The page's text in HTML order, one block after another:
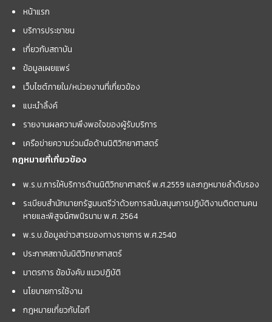
หน้าแรก
บริการประชาชน
เกี่ยวกับสถาบัน
ข้อมูลเผยแพร่
เว็บไซต์ภายใน/หน่วยงานที่เกี่ยวข้อง
แนะนำลิ้งค์
รายงานผลความพึงพอใจของผู้รับบริการ
เครือข่ายความร่วมมือด้านนิติวิทยาศาสตร์
กฎหมายที่เกี่ยวข้อง
พ.ร.บ.การให้บริการด้านนิติวิทยาศาสตร์ พ.ศ.2559 และกฏหมายลำดับรอง
ระเบียบสำนักนายกรัฐมนตรีว่าด้วยการสนับสนุนการปฏิบัติงานติดตามคน
หายและพิสูจน์ศพนิรนาม พ.ศ. 2564
พ.ร.บ.ข้อมูลข่าวสารของทางราชการ พ.ศ.2540
ประกาศสถาบันนิติวิทยาศาสตร์
มาตรการ ข้อบังคับ แนวปฏิบัติ
นโยบายการใช้งาน
กฎหมายเกี่ยวกับไอที